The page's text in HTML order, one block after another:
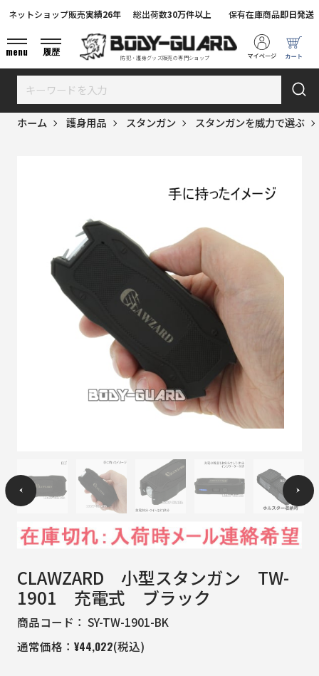
防犯・護身グッズ販売の専門ショップ
ネットショップ販売実績26年 総出荷数30万件以上 保有在庫商品即日発送
menu 履歴
ホーム 護身用品 スタンガン スタンガンを威力で選ぶ
CLAWZARD 小型スタンガン TW-
1901 充電式 ブラック
商品コード： SY-TW-1901-BK
通常価格： ¥44,022(税込)